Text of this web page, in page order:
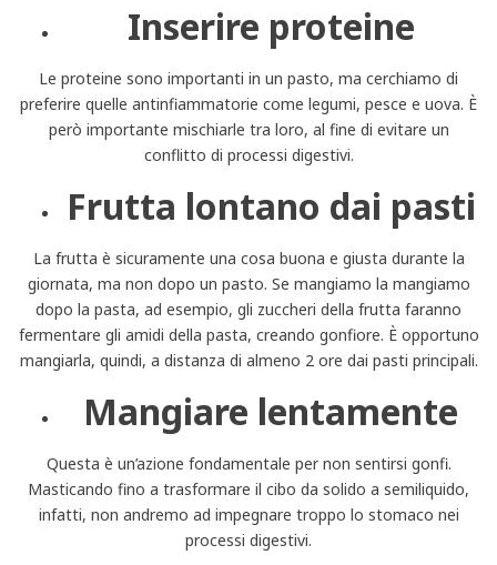
Inserire proteine
Le proteine sono importanti in un pasto, ma cerchiamo di
preferire quelle antinfiammatorie come legumi, pesce e uova. È
però importante mischiarle tra loro, al fine di evitare un
conflitto di processi digestivi.
Frutta lontano dai pasti
La frutta è sicuramente una cosa buona e giusta durante la
giornata, ma non dopo un pasto. Se mangiamo la mangiamo
dopo la pasta, ad esempio, gli zuccheri della frutta faranno
fermentare gli amidi della pasta, creando gonfiore. È opportuno
mangiarla, quindi, a distanza di almeno 2 ore dai pasti principali.
Mangiare lentamente
Questa è un’azione fondamentale per non sentirsi gonfi.
Masticando fino a trasformare il cibo da solido a semiliquido,
infatti, non andremo ad impegnare troppo lo stomaco nei
processi digestivi.